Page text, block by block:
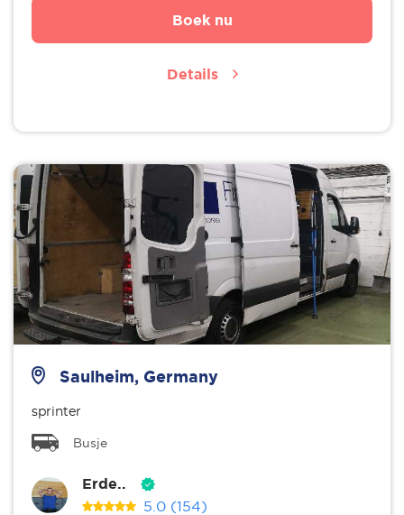
Boek nu
Details
Saulheim, Germany
sprinter
Busje
Erde..
5.0 (154)